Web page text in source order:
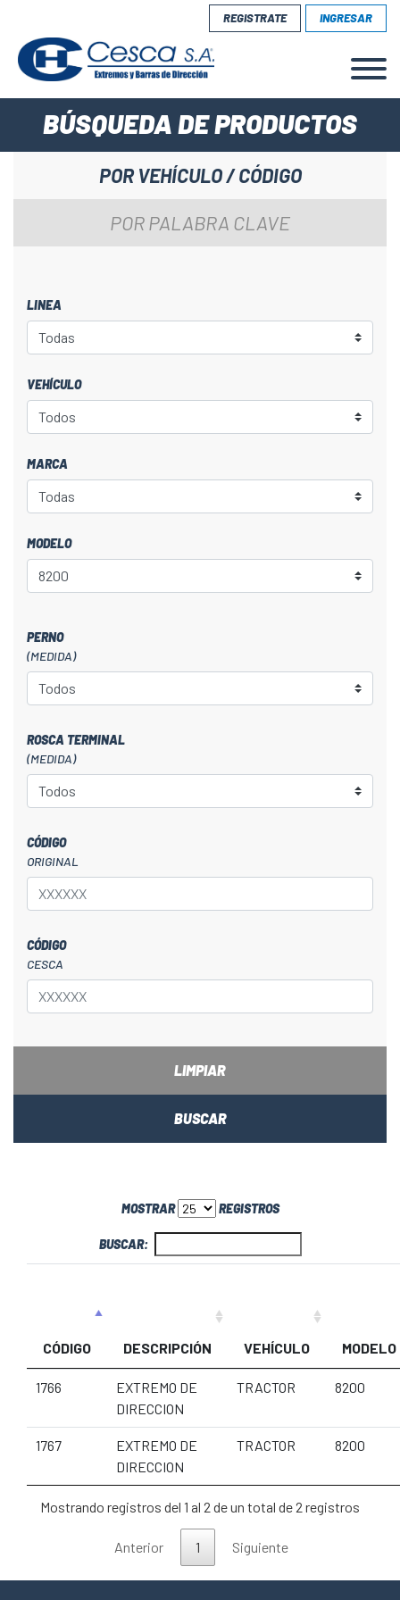
REGISTRATE INGRESAR
BÚSQUEDA DE PRODUCTOS
POR VEHÍCULO / CÓDIGO
POR PALABRA CLAVE
LINEA
VEHÍCULO
MARCA
MODELO
PERNO
(MEDIDA)
ROSCA TERMINAL
(MEDIDA)
CÓDIGO
ORIGINAL
CÓDIGO
CESCA
LIMPIAR
BUSCAR
MOSTRAR REGISTROS
BUSCAR:
CÓDIGO DESCRIPCIÓN VEHÍCULO MODELO
1766
EXTREMO DE
DIRECCION
TRACTOR 8200
1767
EXTREMO DE
DIRECCION
TRACTOR 8200
Mostrando registros del 1 al 2 de un total de 2 registros
Anterior 1 Siguiente